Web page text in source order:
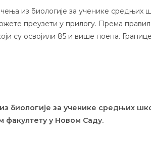
из биологије за ученике средњих
преузети у прилогу. Према
су освојили 85 и више поена.
биологије за ученике средњих
у Новом Саду.